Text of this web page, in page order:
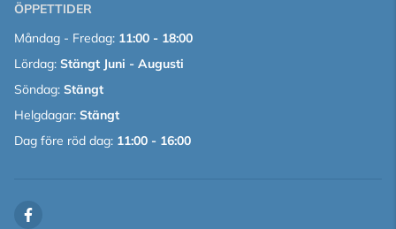
ÖPPETTIDER
Måndag - Fredag: 11:00 - 18:00
Lördag: Stängt Juni - Augusti
Söndag: Stängt
Helgdagar: Stängt
Dag före röd dag: 11:00 - 16:00